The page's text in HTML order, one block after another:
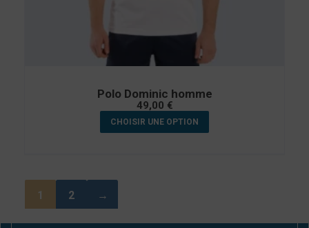
Polo Dominic homme
49,00 €
CHOISIR UNE OPTION
1 2 →